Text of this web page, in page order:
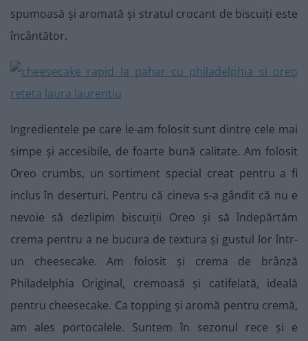
spumoasă și aromată și stratul crocant de biscuiți este
încântător.
Ingredientele pe care le-am folosit sunt dintre cele mai
simpe și accesibile, de foarte bună calitate. Am folosit
Oreo crumbs, un sortiment special creat pentru a fi
inclus în deserturi. Pentru că cineva s-a gândit că nu e
nevoie să dezlipim biscuiții Oreo și să îndepărtăm
crema pentru a ne bucura de textura și gustul lor într-
un cheesecake. Am folosit și crema de brânză
Philadelphia Original, cremoasă și catifelată, ideală
pentru cheesecake. Ca topping și aromă pentru cremă,
am ales portocalele. Suntem în sezonul rece și e